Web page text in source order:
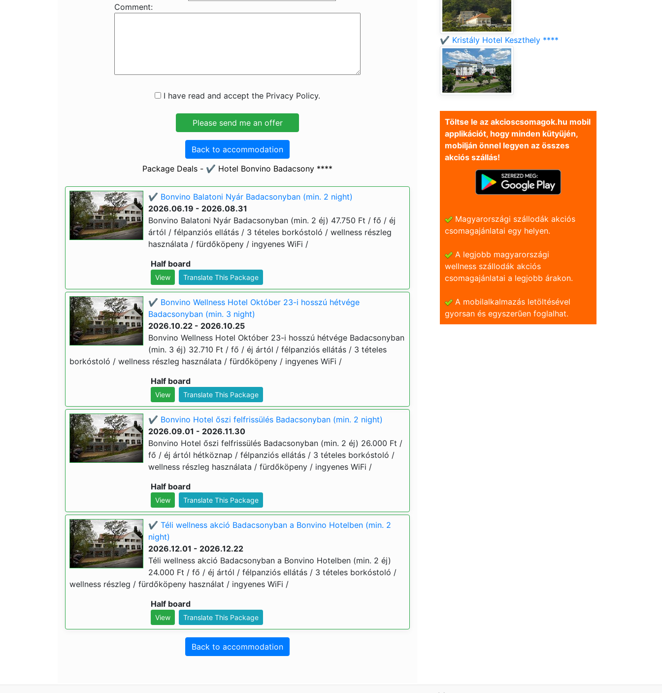
Comment:
I have read and accept the Privacy Policy.
Back to accommodation
Package Deals - ✔️ Hotel Bonvino Badacsony ****
✔️ Bonvino Balatoni Nyár Badacsonyban (min. 2 night)
2026.06.19 - 2026.08.31
Bonvino Balatoni Nyár Badacsonyban (min. 2 éj) 47.750 Ft / fő / éj
ártól / félpanziós ellátás / 3 tételes borkóstoló / wellness részleg
használata / fürdőköpeny / ingyenes WiFi /
Half board
View Translate This Package
✔️ Bonvino Wellness Hotel Október 23-i hosszú hétvége
Badacsonyban (min. 3 night)
2026.10.22 - 2026.10.25
Bonvino Wellness Hotel Október 23-i hosszú hétvége Badacsonyban
(min. 3 éj) 32.710 Ft / fő / éj ártól / félpanziós ellátás / 3 tételes
borkóstoló / wellness részleg használata / fürdőköpeny / ingyenes WiFi /
Half board
View Translate This Package
✔️ Bonvino Hotel őszi felfrissülés Badacsonyban (min. 2 night)
2026.09.01 - 2026.11.30
Bonvino Hotel őszi felfrissülés Badacsonyban (min. 2 éj) 26.000 Ft /
fő / éj ártól hétköznap / félpanziós ellátás / 3 tételes borkóstoló /
wellness részleg használata / fürdőköpeny / ingyenes WiFi /
Half board
View Translate This Package
✔️ Téli wellness akció Badacsonyban a Bonvino Hotelben (min. 2
night)
2026.12.01 - 2026.12.22
Téli wellness akció Badacsonyban a Bonvino Hotelben (min. 2 éj)
24.000 Ft / fő / éj ártól / félpanziós ellátás / 3 tételes borkóstoló /
wellness részleg / fürdőköpeny használat / ingyenes WiFi /
Half board
View Translate This Package
Back to accommodation
✔️ Kristály Hotel Keszthely ****
Töltse le az akcioscsomagok.hu mobil
applikációt, hogy minden kütyüjén,
mobilján önnel legyen az összes
akciós szállás!
Magyarországi szállodák akciós
csomagajánlatai egy helyen.
A legjobb magyarországi
wellness szállodák akciós
csomagajánlatai a legjobb árakon.
A mobilalkalmazás letöltésével
gyorsan és egyszerũen foglalhat.